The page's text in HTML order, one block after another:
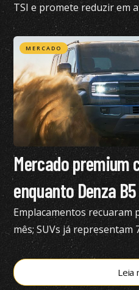
TSI e promete reduzir em
com gasolina
MERCADO
Mercado premium
enquanto Denza
Emplacamentos recuaram
mês; SUVs já representam
modelos eletrificados
segmento, aponta a
Leia